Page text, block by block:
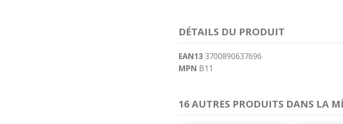
DÉTAILS DU PRODUIT
EAN13 3700890637696
MPN B11
16 AUTRES PRODUITS DANS LA